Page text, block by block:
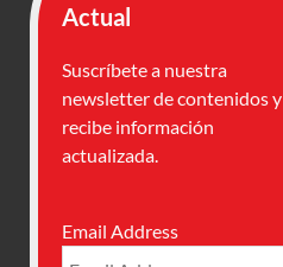
Actual
Suscríbete a nuestra
newsletter de contenidos y
recibe información
actualizada.
Email Address